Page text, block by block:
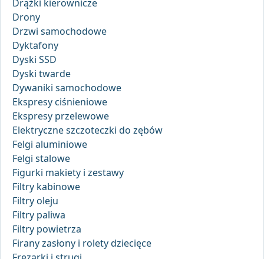
Drążki kierownicze
Drony
Drzwi samochodowe
Dyktafony
Dyski SSD
Dyski twarde
Dywaniki samochodowe
Ekspresy ciśnieniowe
Ekspresy przelewowe
Elektryczne szczoteczki do zębów
Felgi aluminiowe
Felgi stalowe
Figurki makiety i zestawy
Filtry kabinowe
Filtry oleju
Filtry paliwa
Filtry powietrza
Firany zasłony i rolety dziecięce